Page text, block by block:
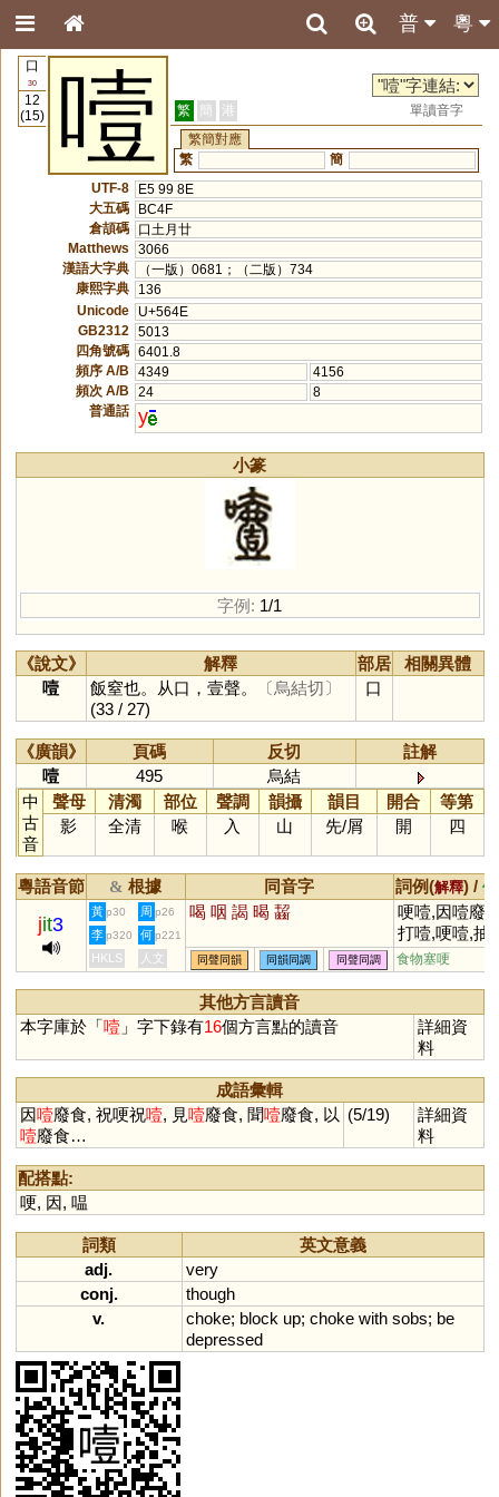
粵
普
口
30
12
(15)
噎 繁 簡 港
單讀音字
繁簡對應
繁
簡
UTF-8
E5 99 8E
大五碼
BC4F
倉頡碼
口土月廿
Matthews
3066
漢語大字典
（一版）0681；（二版）734
康熙字典
136
Unicode
U+564E
GB2312
5013
四角號碼 6401.8
頻序 A/B
4349
4156
頻次 A/B
24
8
普通話 y
小篆
字例: 1/1
《說文》 解釋 部居
相關異體
噎
飯窒也。从口，壹聲。
〔烏結切〕
(33 / 27)
口
《廣韻》 頁碼 反切
註解
噎
495
烏結
中
古
音
聲母 清濁 部位 聲調 韻攝 韻目 開合
等第
影
全清 喉 入 山 先/屑 開 四
粵語音節 & 根據 同音字 詞例(解釋) /
jit3
黃 p30 周 p26 喝 咽 謁 暍 齧
哽噎,因噎廢
打噎,哽噎,抽
李 p320 何 p221
HKLS 人文 同聲同韻 同韻同調 同聲同調 食物塞哽
其他方言讀音
本字庫於「噎 」字下錄有16個方言點的讀音
詳細資
料
成語彙輯
因噎廢食, 祝哽祝噎, 見噎廢食, 聞噎廢食, 以
噎廢食…
(5/19)
詳細資
料
配搭點:
哽, 因, 嗢
詞類
英文意義
adj.
very
conj.
though
v.
choke; block up; choke with sobs; be
depressed